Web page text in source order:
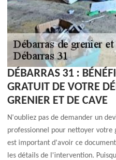
DÉBARRAS 31 :
GRATUIT DE VOTRE
GRENIER ET DE CAVE
N'oubliez pas de demander un
professionnel pour nettoyer votre
est important d'avoir ce
les détails de l'intervention.